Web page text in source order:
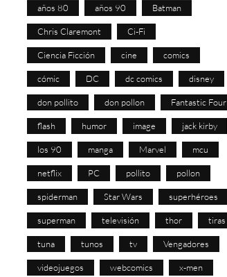
años 80 años 90 Batman
Chris Claremont Ci-Fi
Ciencia Ficción cine comics
cómic DC dc comics disney
don pollito don pollon Fantastic Four
flash humor image jack kirby
los 90 manga Marvel mcu
netflix PC pollito pollon
spiderman Star Wars superhéroes
superman televisión thor tiras
tuna tunos tv Vengadores
videojuegos webcomics x-men